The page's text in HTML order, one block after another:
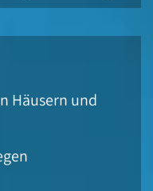
Häusern und